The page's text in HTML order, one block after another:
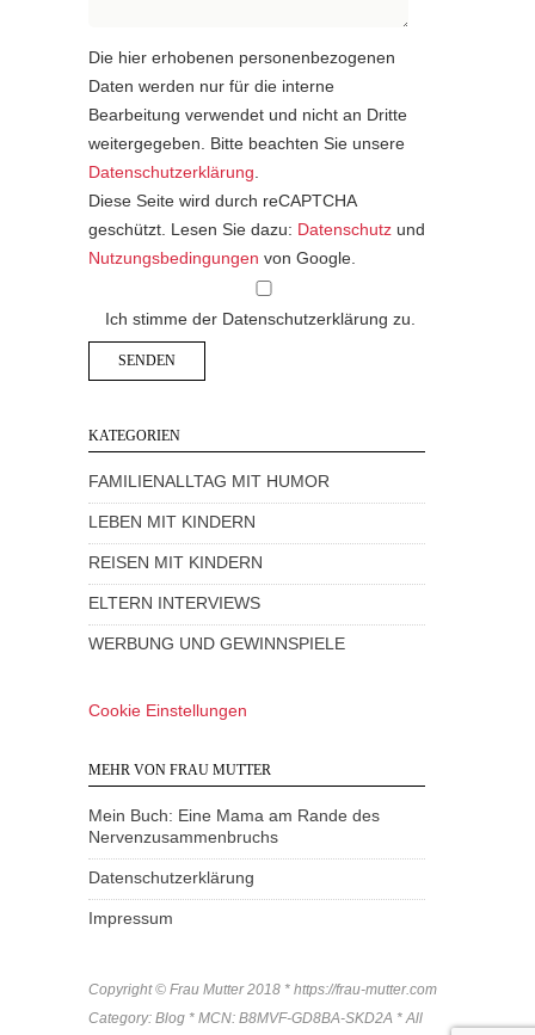
Die hier erhobenen personenbezogenen
Daten werden nur für die interne
Bearbeitung verwendet und nicht an Dritte
weitergegeben. Bitte beachten Sie unsere
Datenschutzerklärung.
Diese Seite wird durch reCAPTCHA
geschützt. Lesen Sie dazu: Datenschutz und
Nutzungsbedingungen von Google.
Ich stimme der Datenschutzerklärung zu.
KATEGORIEN
FAMILIENALLTAG MIT HUMOR
LEBEN MIT KINDERN
REISEN MIT KINDERN
ELTERN INTERVIEWS
WERBUNG UND GEWINNSPIELE
Cookie Einstellungen
MEHR VON FRAU MUTTER
Mein Buch: Eine Mama am Rande des
Nervenzusammenbruchs
Datenschutzerklärung
Impressum
Copyright © Frau Mutter 2018 * https://frau-mutter.com
Category: Blog * MCN: B8MVF-GD8BA-SKD2A * All